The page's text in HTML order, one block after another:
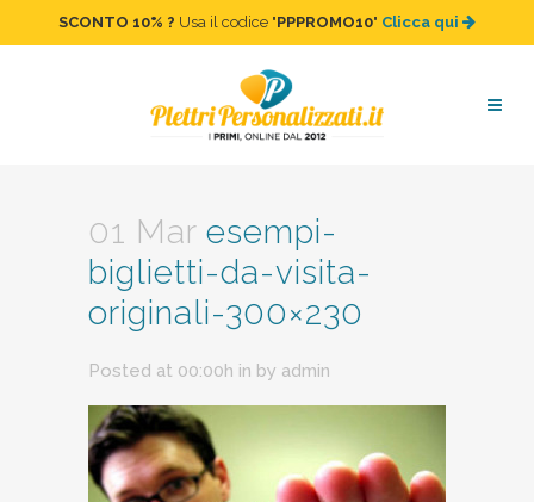
SCONTO 10% ? Usa il codice "PPPROMO10" Clicca qui
esempi-biglietti-da-visita-
originali-300×230
01 Mar esempi-
biglietti-da-visita-
originali-300×230
Posted at 00:00h in by admin